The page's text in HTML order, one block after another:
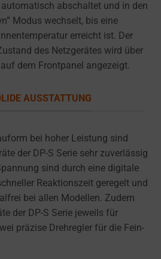
abschaltet und in den
Modus wechselt, bis eine
erreicht ist. Der
des Netzgerätes wird über
dem Frontpanel angezeigt.
AUSSTATTUNG
bei hoher Leistung sind
der DP-S Serie sehr zuverlässig
sind durch eine digitale
Reaktionszeit geregelt und
bei allen Modellen. Zudem
der DP-S Serie jeweils für
präzise Drehregler für die Fein-